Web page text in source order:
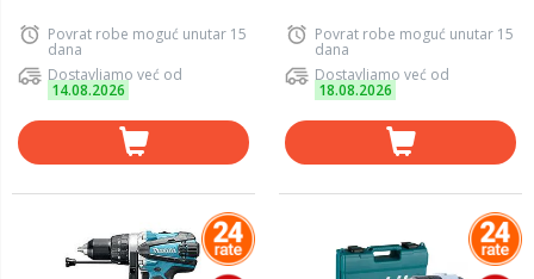
Povrat robe moguć unutar 15
dana
Dostavljamo već od
14.08.2026
Povrat robe moguć unutar 15
dana
Dostavljamo već od
18.08.2026